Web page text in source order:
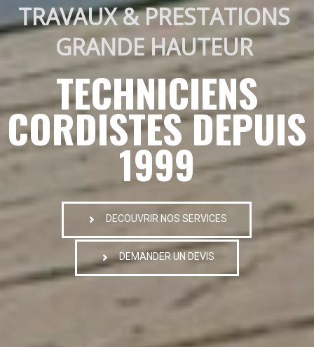
TRAVAUX & PRESTATIONS
GRANDE HAUTEUR
TECHNICIENS
CORDISTES DEPUIS
1999
DECOUVRIR NOS SERVICES
DEMANDER UN DEVIS